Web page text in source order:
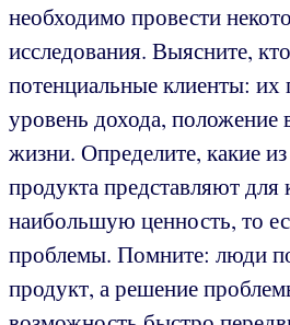
необходимо провести
исследования. Выясните,
потенциальные клиенты: их
уровень дохода, положение
жизни. Определите, какие
продукта представляют для
наибольшую ценность, то
проблемы. Помните: люди
продукт, а решение